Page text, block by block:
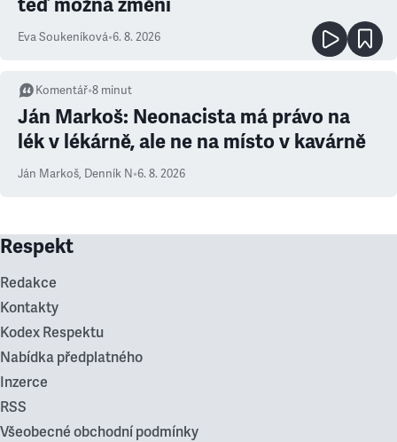
teď možná změní
Eva Soukeníková•6. 8. 2026
Komentář•8 minut
Ján Markoš: Neonacista má právo na
lék v lékárně, ale ne na místo v kavárně
Ján Markoš, Denník N•6. 8. 2026
Respekt
Redakce
Kontakty
Kodex Respektu
Nabídka předplatného
Inzerce
RSS
Všeobecné obchodní podmínky